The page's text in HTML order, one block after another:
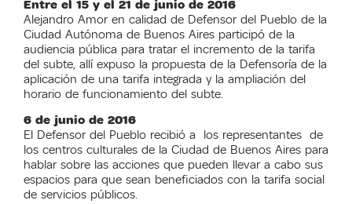
Entre el 15 y el 21 de junio de 2016
Alejandro Amor en calidad de Defensor del Pueblo de la
Ciudad Autónoma de Buenos Aires participó de la
audiencia pública para tratar el incremento de la tarifa
del subte, allí expuso la propuesta de la Defensoría de la
aplicación de una tarifa integrada y la ampliación del
horario de funcionamiento del subte.
6 de junio de 2016
El Defensor del Pueblo recibió a los representantes de
los centros culturales de la Ciudad de Buenos Aires para
hablar sobre las acciones que pueden llevar a cabo sus
espacios para que sean beneficiados con la tarifa social
de servicios públicos.